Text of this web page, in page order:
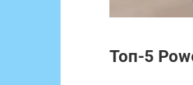
Топ-5